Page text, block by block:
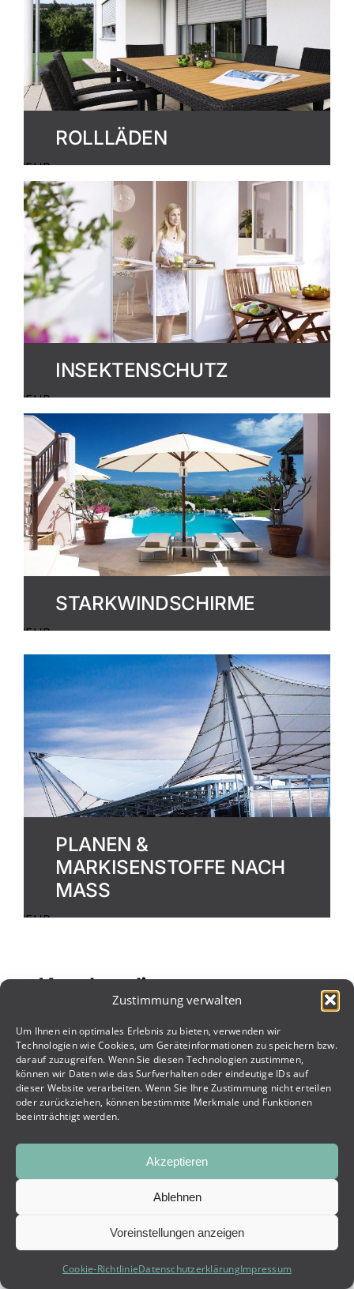
Zustimmung verwalten
Um Ihnen ein optimales Erlebnis zu bieten, verwenden wir
Technologien wie Cookies, um Geräteinformationen zu speichern bzw.
darauf zuzugreifen. Wenn Sie diesen Technologien zustimmen,
können wir Daten wie das Surfverhalten oder eindeutige IDs auf
dieser Website verarbeiten. Wenn Sie Ihre Zustimmung nicht erteilen
oder zurückziehen, können bestimmte Merkmale und Funktionen
beeinträchtigt werden.
Akzeptieren
Ablehnen
Voreinstellungen anzeigen
Cookie-RichtlinieDatenschutzerklärungImpressum
ROLLLÄDEN
MEHR
ERFAHREN
INSEKTENSCHUTZ
MEHR
ERFAHREN
STARKWINDSCHIRME
MEHR
PLANEN &
MARKISENSTOFFE NACH
MASS
MEHR
Kunden die uns vertrauen
UNVERBINDLICH ANFRAGEN